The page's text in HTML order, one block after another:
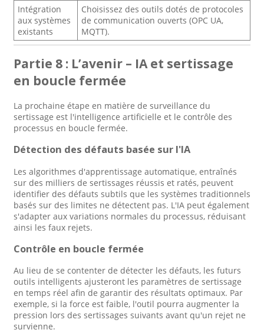
Intégration
aux systèmes
existants
Choisissez des outils dotés de protocoles
de communication ouverts (OPC UA,
MQTT).
Partie 8 : L’avenir – IA et sertissage
en boucle fermée
La prochaine étape en matière de surveillance du
sertissage est l'intelligence artificielle et le contrôle des
processus en boucle fermée.
Détection des défauts basée sur l'IA
Les algorithmes d'apprentissage automatique, entraînés
sur des milliers de sertissages réussis et ratés, peuvent
identifier des défauts subtils que les systèmes traditionnels
basés sur des limites ne détectent pas. L'IA peut également
s'adapter aux variations normales du processus, réduisant
ainsi les faux rejets.
Contrôle en boucle fermée
Au lieu de se contenter de détecter les défauts, les futurs
outils intelligents ajusteront les paramètres de sertissage
en temps réel afin de garantir des résultats optimaux. Par
exemple, si la force est faible, l'outil pourra augmenter la
pression lors des sertissages suivants avant qu'un rejet ne
survienne.